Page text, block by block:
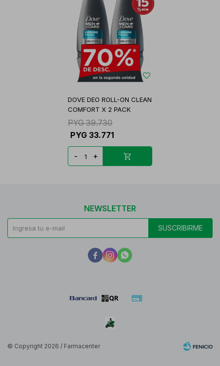
DOVE DEO ROLL-ON CLEAN
COMFORT X 2 PACK
PYG 39.730
PYG 33.771
- +
NEWSLETTER
SUSCRIBIRME
  
© Copyright 2026 / Farmacenter